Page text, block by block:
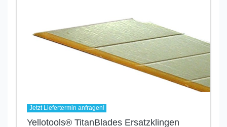
Jetzt Liefertermin anfragen!
Yellotools® TitanBlades Ersatzklingen